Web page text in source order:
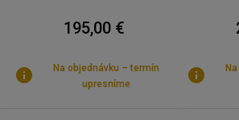
195,00 €
Na objednávku – termín
upresníme